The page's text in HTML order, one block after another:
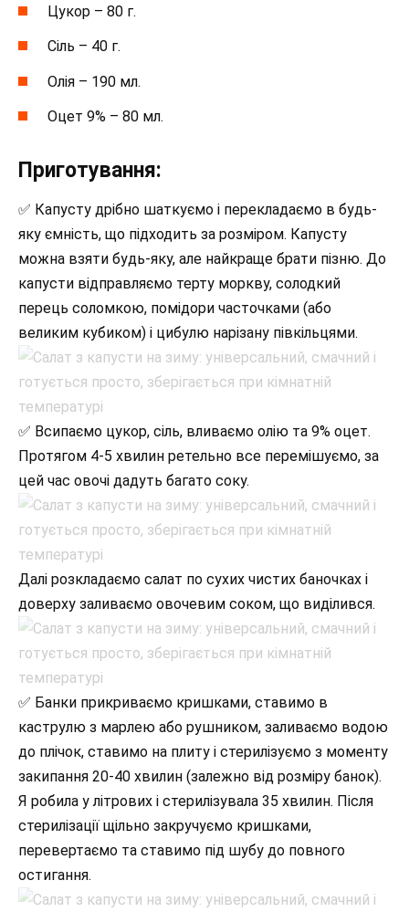
Цукор – 80 г.
Сіль – 40 г.
Олія – 190 мл.
Оцет 9% – 80 мл.
Приготування:
✅ Капусту дрібно шаткуємо і перекладаємо в будь-
яку ємність, що підходить за розміром. Капусту
можна взяти будь-яку, але найкраще брати пізню. До
капусти відправляємо терту моркву, солодкий
перець соломкою, помідори часточками (або
великим кубиком) і цибулю нарізану півкільцями.
✅ Всипаємо цукор, сіль, вливаємо олію та 9% оцет.
Протягом 4-5 хвилин ретельно все перемішуємо, за
цей час овочі дадуть багато соку.
Далі розкладаємо салат по сухих чистих баночках і
доверху заливаємо овочевим соком, що виділився.
✅ Банки прикриваємо кришками, ставимо в
каструлю з марлею або рушником, заливаємо водою
до плічок, ставимо на плиту і стерилізуємо з моменту
закипання 20-40 хвилин (залежно від розміру банок).
Я робила у літрових і стерилізувала 35 хвилин. Після
стерилізації щільно закручуємо кришками,
перевертаємо та ставимо під шубу до повного
остигання.